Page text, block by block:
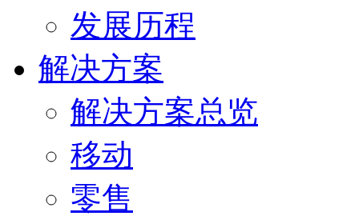
发展历程
解决方案
解决方案总览
移动
零售